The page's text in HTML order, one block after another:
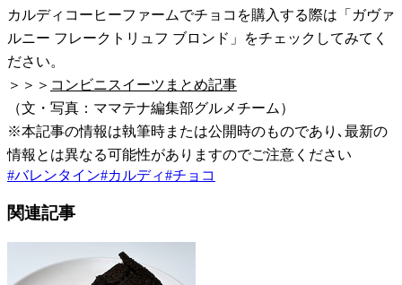
カルディコーヒーファームでチョコを購入する際は「ガヴァ
ルニー フレークトリュフ ブロンド」をチェックしてみてく
ださい。
＞＞＞ コンビニスイーツまとめ記事
（文・写真：ママテナ編集部グルメチーム）
※本記事の情報は執筆時または公開時のものであり､最新の
情報とは異なる可能性がありますのでご注意ください
#バレンタイン#カルディ#チョコ
関連記事